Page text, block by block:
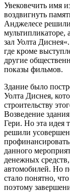
Увековечить имя
воздвигнуть
Анджелесе
мультипликаторе,
зал Уолта
где кроме
другие
показы фильмов.
Здание было
Уолта Диснея,
строительству
Возведение
Гери. Но эта идея
решили
данного
денежных
автомобилей. Но
стало понятно,
поэтому